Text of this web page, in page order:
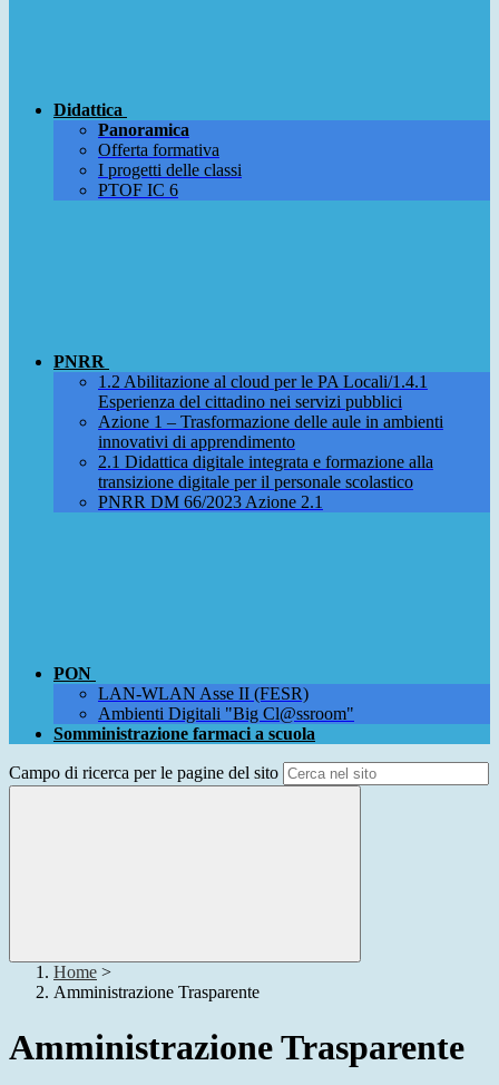
Didattica
Panoramica
Offerta formativa
I progetti delle classi
PTOF IC 6
PNRR
1.2 Abilitazione al cloud per le PA Locali/1.4.1
Esperienza del cittadino nei servizi pubblici
Azione 1 – Trasformazione delle aule in ambienti
innovativi di apprendimento
2.1 Didattica digitale integrata e formazione alla
transizione digitale per il personale scolastico
PNRR DM 66/2023 Azione 2.1
PON
LAN-WLAN Asse II (FESR)
Ambienti Digitali "Big Cl@ssroom"
Somministrazione farmaci a scuola
Campo di ricerca per le pagine del sito
Home >
Amministrazione Trasparente
Amministrazione Trasparente